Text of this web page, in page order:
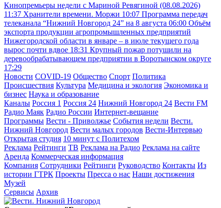
Кинопремьеры недели с Мариной Ревягиной (08.08.2026)
11:37 Хранители времени. Моржи 10:07 Программа передач
телеканала “Нижний Новгород 24” на 8 августа 06:00 Объём
экспорта продукции агропромышленных предприятий
Нижегородской области в январе – в июле текущего года
вырос почти вдвое 18:31 Крупный пожар потушили на
деревообрабатывающем предприятии в Воротынском округе
17:29
Новости COVID-19 Общество Спорт Политика
Происшествия Культура Медицина и экология Экономика и
бизнес Наука и образование
Каналы Россия 1 Россия 24 Нижний Новгород 24 Вести FM
Радио Маяк Радио России Интернет-вещание
Программы Вести - Приволжье События недели Вести.
Нижний Новгород Вести малых городов Вести-Интервью
Открытая студия 10 минут с Политехом
Реклама Рейтинги ТВ Реклама на Радио Реклама на сайте
Аренда Коммерческая информация
Компания Сотрудники Рейтинги Руководство Контакты Из
истории ГТРК Проекты Пресса о нас Наши достижения
Музей
Сервисы Архив